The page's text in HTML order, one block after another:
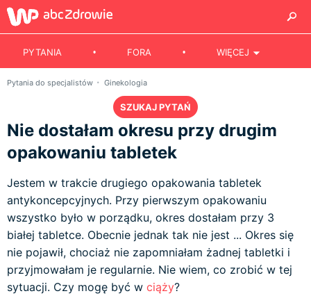
PYTANIA FORA WIĘCEJ
Pytania do specjalistów Ginekologia
SZUKAJ PYTAŃ
Nie dostałam okresu przy drugim
opakowaniu tabletek
Jestem w trakcie drugiego opakowania tabletek
antykoncepcyjnych. Przy pierwszym opakowaniu
wszystko było w porządku, okres dostałam przy 3
białej tabletce. Obecnie jednak tak nie jest ... Okres się
nie pojawił, chociaż nie zapomniałam żadnej tabletki i
przyjmowałam je regularnie. Nie wiem, co zrobić w tej
sytuacji. Czy mogę być w ciąży?